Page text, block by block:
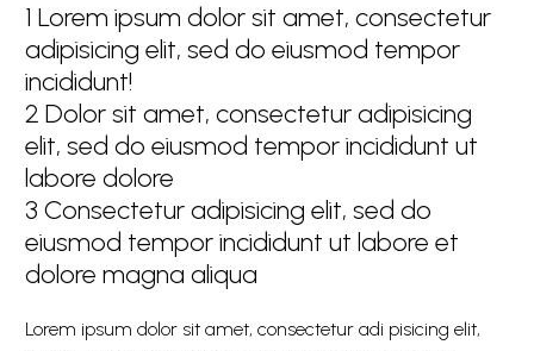
1 Lorem ipsum dolor sit amet, consectetur
adipisicing elit, sed do eiusmod tempor
incididunt!
2 Dolor sit amet, consectetur adipisicing
elit, sed do eiusmod tempor incididunt ut
labore dolore
3 Consectetur adipisicing elit, sed do
eiusmod tempor incididunt ut labore et
dolore magna aliqua
Lorem ipsum dolor sit amet, consectetur adi pisicing elit,